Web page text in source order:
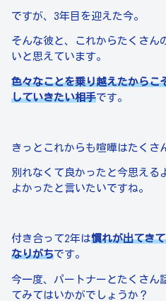
ですが、3年目を迎えた今。
そんな彼と、これからたくさん
いと思えています。
色々なことを乗り越えたからこ
していきたい相手です。
きっとこれからも喧嘩はたくさ
別れなくて良かったと今思える
よかったと言いたいですね。
付き合って2年は慣れが出てき
なりがちです。
今一度、パートナーとたくさん
てみてはいかがでしょうか？